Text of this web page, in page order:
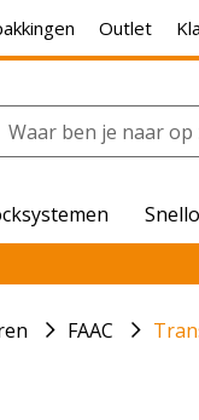
Outlet
FAAC